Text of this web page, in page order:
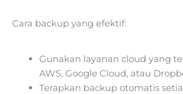
Cara backup yang efektif:
Gunakan layanan cloud yang
AWS, Google Cloud, atau
Terapkan backup otomatis